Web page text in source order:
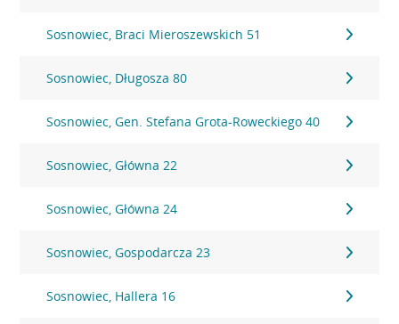
Sosnowiec, Braci Mieroszewskich 51
Sosnowiec, Długosza 80
Sosnowiec, Gen. Stefana Grota-Roweckiego 40
Sosnowiec, Główna 22
Sosnowiec, Główna 24
Sosnowiec, Gospodarcza 23
Sosnowiec, Hallera 16